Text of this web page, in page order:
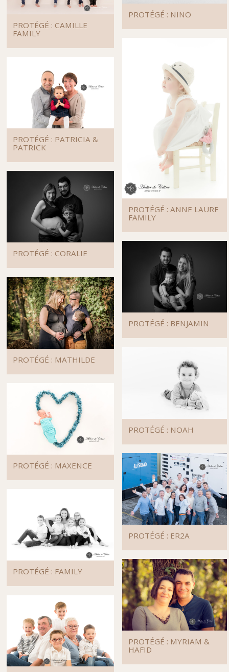
PROTÉGÉ : NINO
PROTÉGÉ : CAMILLE
FAMILY
PROTÉGÉ : ANNE LAURE
FAMILY
PROTÉGÉ : PATRICIA &
PATRICK
PROTÉGÉ : CORALIE
PROTÉGÉ : BENJAMIN
PROTÉGÉ : MATHILDE
PROTÉGÉ : NOAH
PROTÉGÉ : MAXENCE
PROTÉGÉ : ER2A
PROTÉGÉ : FAMILY
PROTÉGÉ : MYRIAM &
HAFID